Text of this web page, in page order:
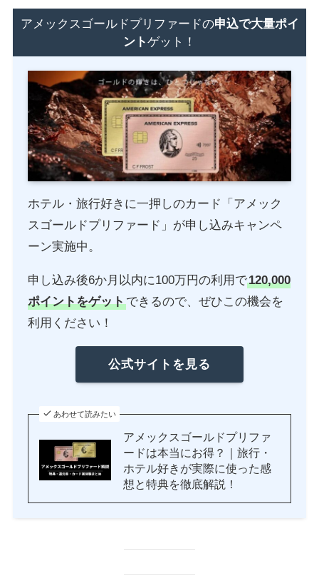
アメックスゴールドプリファードの申込で大量ポイ
ントゲット！
ホテル・旅行好きに一押しのカード「アメック
スゴールドプリファード」が申し込みキャンペ
ーン実施中。
申し込み後6か月以内に100万円の利用で120,000
ポイントをゲットできるので、ぜひこの機会を
利用ください！
公式サイトを見る
あわせて読みたい
アメックスゴールドプリファ
ードは本当にお得？｜旅行・
ホテル好きが実際に使った感
想と特典を徹底解説！